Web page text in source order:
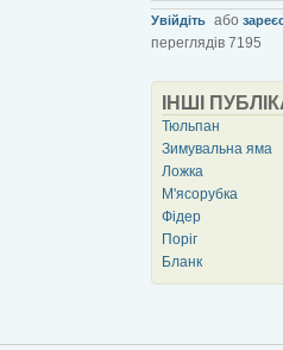
Увійдіть або
переглядів 7195
ІНШІ
Тюльпан
Зимувальна яма
Ложка
М'ясорубка
Фідер
Поріг
Бланк